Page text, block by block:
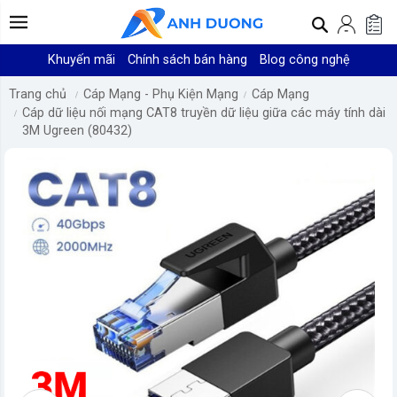
Khuyến mãi Chính sách bán hàng Blog công nghệ
Trang chủ Cáp Mạng - Phụ Kiện Mạng
Cáp Mạng
Cáp dữ liệu nối mạng CAT8 truyền dữ liệu giữa các máy tính dài
3M Ugreen (80432)